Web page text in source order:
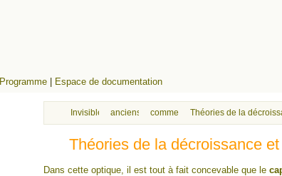
Programme Espace de documentation
Invisibles anciens cours effets pollution/santé/bien-
comment envisager le lien entre
Théories de la
Théories de la décroissance
Dans cette optique, il est tout à fait concevable que le